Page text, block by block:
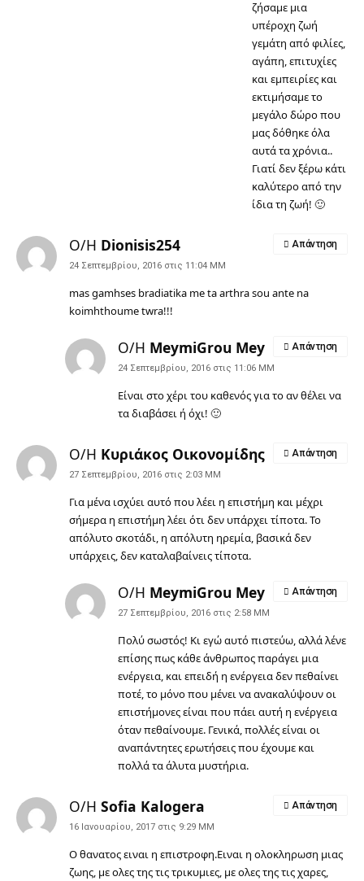
ζήσαμε μια
υπέροχη ζωή
γεμάτη από φιλίες,
αγάπη, επιτυχίες
και εμπειρίες και
εκτιμήσαμε το
μεγάλο δώρο που
μας δόθηκε όλα
αυτά τα χρόνια..
Γιατί δεν ξέρω κάτι
καλύτερο από την
ίδια τη ζωή! 🙂
Ο/Η Dionisis254
24 Σεπτεμβρίου, 2016 στις 11:04 ΜΜ
mas gamhses bradiatika me ta arthra sou ante na
koimhthoume twra!!!
Απάντηση
Ο/Η MeymiGrou Mey
24 Σεπτεμβρίου, 2016 στις 11:06 ΜΜ
Είναι στο χέρι του καθενός για το αν θέλει να
τα διαβάσει ή όχι! 🙂
Απάντηση
Ο/Η Κυριάκος Οικονομίδης
27 Σεπτεμβρίου, 2016 στις 2:03 ΜΜ
Για μένα ισχύει αυτό που λέει η επιστήμη και μέχρι
σήμερα η επιστήμη λέει ότι δεν υπάρχει τίποτα. Το
απόλυτο σκοτάδι, η απόλυτη ηρεμία, βασικά δεν
υπάρχεις, δεν καταλαβαίνεις τίποτα.
Απάντηση
Ο/Η MeymiGrou Mey
27 Σεπτεμβρίου, 2016 στις 2:58 ΜΜ
Πολύ σωστός! Κι εγώ αυτό πιστεύω, αλλά λένε
επίσης πως κάθε άνθρωπος παράγει μια
ενέργεια, και επειδή η ενέργεια δεν πεθαίνει
ποτέ, το μόνο που μένει να ανακαλύψουν οι
επιστήμονες είναι που πάει αυτή η ενέργεια
όταν πεθαίνουμε. Γενικά, πολλές είναι οι
αναπάντητες ερωτήσεις που έχουμε και
πολλά τα άλυτα μυστήρια.
Απάντηση
Ο/Η Sofia Kalogera
16 Ιανουαρίου, 2017 στις 9:29 ΜΜ
Ο θανατος ειναι η επιστροφη.Ειναι η ολοκληρωση μιας
ζωης, με ολες της τις τρικυμιες, με ολες της τις χαρες,
Απάντηση